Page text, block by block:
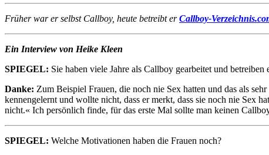
Früher war er selbst Callboy, heute betreibt erCallboy-
Ein Interview von Heike Kleen
SPIEGEL: Sie haben viele Jahre als Callboy gearbeitet und
Danke: Zum Beispiel Frauen, die noch nie Sex hatten und das als
kennengelernt und wollte nicht, dass er merkt, dass sie noch nie Sex
nicht.« Ich persönlich finde, für das erste Mal sollte man keinen
SPIEGEL: Welche Motivationen haben die Frauen noch?